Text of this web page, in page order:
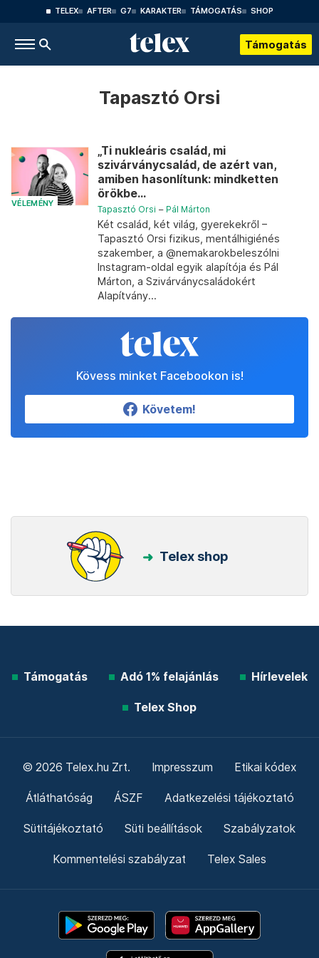
TELEX AFTER G7 KARAKTER TÁMOGATÁS SHOP
Támogatás
Tapasztó Orsi
VÉLEMÉNY
„Ti nukleáris család, mi
szivárványcsalád, de azért van,
amiben hasonlítunk: mindketten
örökbe...
Tapasztó Orsi – Pál Márton
Két család, két világ, gyerekekről –
Tapasztó Orsi fizikus, mentálhigiénés
szakember, a @nemakarokbeleszólni
Instagram-oldal egyik alapítója és Pál
Márton, a Szivárványcsaládokért
Alapítvány...
Kövess minket Facebookon is!
Követem!
Telex shop
Támogatás Adó 1% felajánlás Hírlevelek
Telex Shop
© 2026 Telex.hu Zrt. Impresszum Etikai kódex
Átláthatóság ÁSZF Adatkezelési tájékoztató
Sütitájékoztató Süti beállítások Szabályzatok
Kommentelési szabályzat Telex Sales